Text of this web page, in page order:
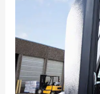
Jornada
do
Motorista